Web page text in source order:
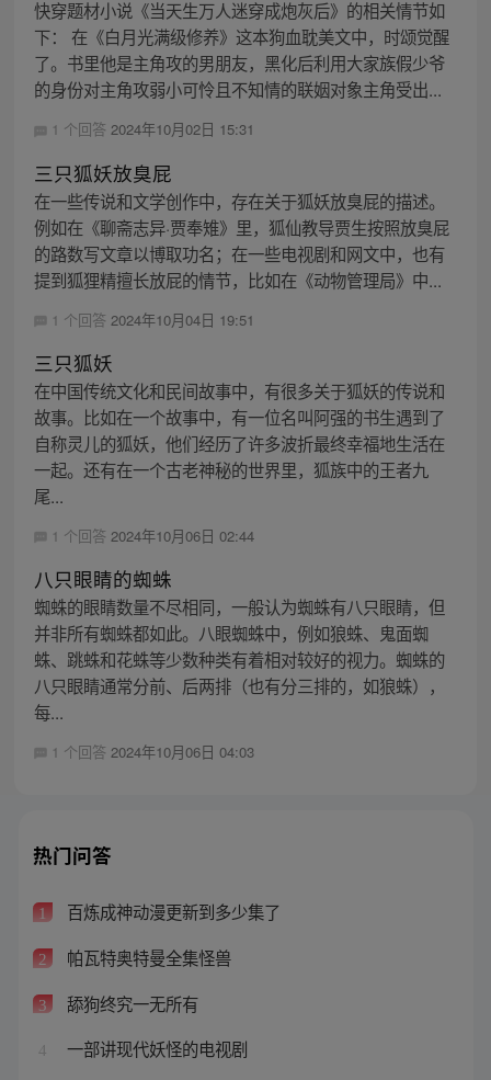
快穿题材小说《当天生万人迷穿成炮灰后》的相关情节如
下： 在《白月光满级修养》这本狗血耽美文中，时颂觉醒
了。书里他是主角攻的男朋友，黑化后利用大家族假少爷
的身份对主角攻弱小可怜且不知情的联姻对象主角受出...
1 个回答 2024年10月02日 15:31
三只狐妖放臭屁
在一些传说和文学创作中，存在关于狐妖放臭屁的描述。
例如在《聊斋志异·贾奉雉》里，狐仙教导贾生按照放臭屁
的路数写文章以博取功名；在一些电视剧和网文中，也有
提到狐狸精擅长放屁的情节，比如在《动物管理局》中...
1 个回答 2024年10月04日 19:51
三只狐妖
在中国传统文化和民间故事中，有很多关于狐妖的传说和
故事。比如在一个故事中，有一位名叫阿强的书生遇到了
自称灵儿的狐妖，他们经历了许多波折最终幸福地生活在
一起。还有在一个古老神秘的世界里，狐族中的王者九
尾...
1 个回答 2024年10月06日 02:44
八只眼睛的蜘蛛
蜘蛛的眼睛数量不尽相同，一般认为蜘蛛有八只眼睛，但
并非所有蜘蛛都如此。八眼蜘蛛中，例如狼蛛、鬼面蜘
蛛、跳蛛和花蛛等少数种类有着相对较好的视力。蜘蛛的
八只眼睛通常分前、后两排（也有分三排的，如狼蛛），
每...
1 个回答 2024年10月06日 04:03
热门问答
1 百炼成神动漫更新到多少集了
2 帕瓦特奥特曼全集怪兽
3 舔狗终究一无所有
4 一部讲现代妖怪的电视剧